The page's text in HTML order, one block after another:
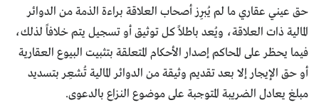
حق عيني عقاري ما لم يُبرِز أصحاب العلاقة براءة الذمة من الدوائر
المالية ذات العلاقة، ويُعد باطلاً كل توثيق أو تسجيل يتم خلافاً لذلك،
فيما يحظر على المحاكم إصدار الأحكام المتعلقة بتثبيت البيوع العقارية
أو حق الإيجار إلا بعد تقديم وثيقة من الدوائر المالية تُشعِر بتسديد
مبلغ يعادل الضريبة المتوجبة على موضوع النزاع بالدعوى.